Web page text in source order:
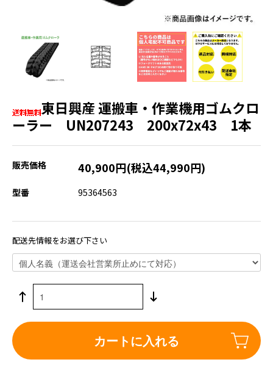
東日興産 運搬車・作業機用ゴムクロ
ーラー UN207243 200x72x43 1本
販売価格 40,900円(税込44,990円)
型番 95364563
配送先情報をお選び下さい
カートに入れる